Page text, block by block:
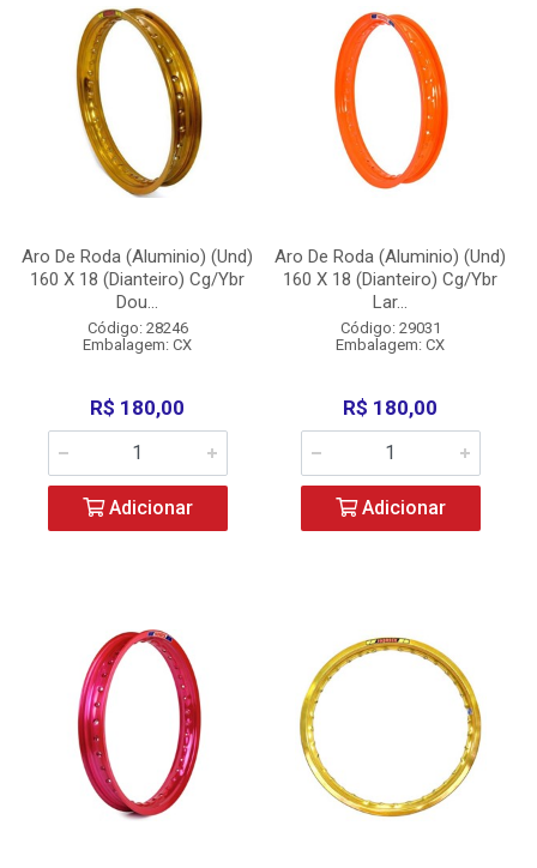
Aro De Roda (Aluminio) (Und)
160 X 18 (Dianteiro) Cg/Ybr
Dou...
Código: 28246
Embalagem: CX
R$ 180,00
Adicionar
Aro De Roda (Aluminio) (Und)
160 X 18 (Dianteiro) Cg/Ybr
Lar...
Código: 29031
Embalagem: CX
R$ 180,00
Adicionar